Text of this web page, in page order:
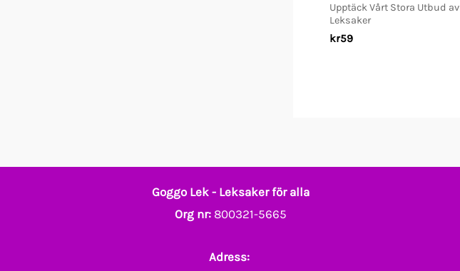
Upptäck Vårt Stora Utbud av
Leksaker
kr59
Goggo Lek - Leksaker för alla
Org nr: 800321-5665
Adress: